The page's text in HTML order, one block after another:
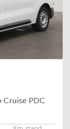
Cruise PDC